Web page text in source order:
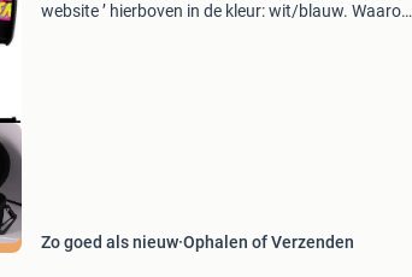
website ’ hierboven in de kleur: wit/blauw. Waarom
Zo goed als nieuw Ophalen of Verzenden